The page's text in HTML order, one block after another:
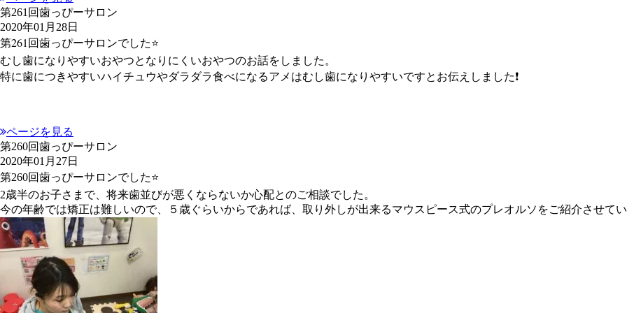
第261回歯っぴーサロン
2020年01月28日
第261回歯っぴーサロンでした⭐
むし歯になりやすいおやつとなりにくいおやつのお話をしました。
特に歯につきやすいハイチュウやダラダラ食べになるアメはむし歯になりやすいですとお伝えしました❗
ページを見る
第260回歯っぴーサロン
2020年01月27日
第260回歯っぴーサロンでした⭐
2歳半のお子さまで、将来歯並びが悪くならないか心配とのご相談でした。
今の年齢では矯正は難しいので、５歳ぐらいからであれば、取り外しが出来るマウスピース式のプレオルソをご紹介させて